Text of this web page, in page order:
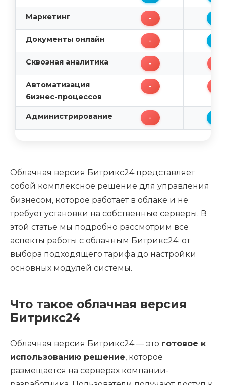
Маркетинг -
Документы онлайн -
Сквозная аналитика -
Автоматизация
бизнес-процессов
-
Администрирование -
Облачная версия Битрикс24 представляет
собой комплексное решение для управления
бизнесом, которое работает в облаке и не
требует установки на собственные серверы. В
этой статье мы подробно рассмотрим все
аспекты работы с облачным Битрикс24: от
выбора подходящего тарифа до настройки
основных модулей системы.
Что такое облачная версия
Битрикс24
Облачная версия Битрикс24 — это готовое к
использованию решение, которое
размещается на серверах компании-